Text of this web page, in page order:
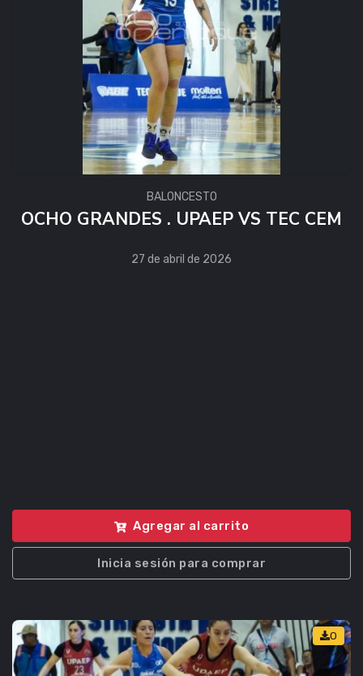
BALONCESTO
OCHO GRANDES . UPAEP VS TEC CEM
27 de abril de 2026
Agregar al carrito
Inicia sesión para comprar
0